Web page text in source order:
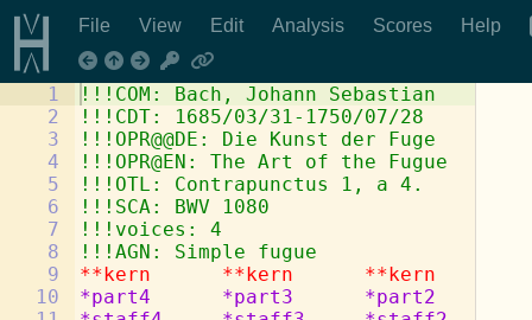
File View Edit Analysis Scores Help
1
2
3
4
5
6
7
8
9
10
!!!COM: Bach, Johann Sebastian
!!!CDT: 1685/03/31-1750/07/28
!!!OPR@@DE: Die Kunst der Fuge
!!!OPR@EN: The Art of the Fugue
!!!OTL: Contrapunctus 1, a 4.
!!!SCA: BWV 1080
!!!voices: 4
!!!AGN: Simple fugue
**kern
**kern **kern
*part4
*part3 *part2